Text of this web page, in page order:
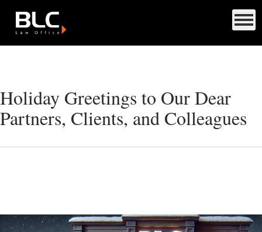
Holiday Greetings to Our Dear
Partners, Clients, and Colleagues